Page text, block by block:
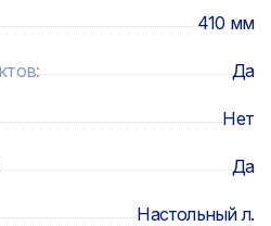
400 мм
продуктов
410 мм
: Да
Нет
Да
Настольный л.